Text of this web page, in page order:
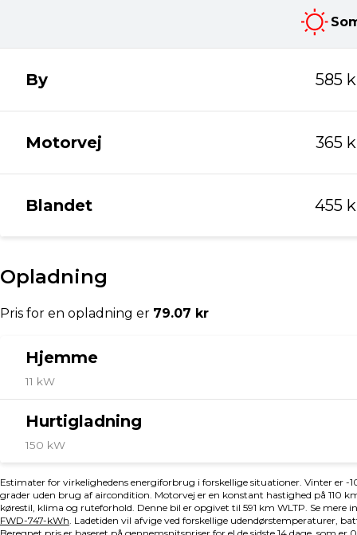
Tilkoblingsvægt med bremser
750 kg